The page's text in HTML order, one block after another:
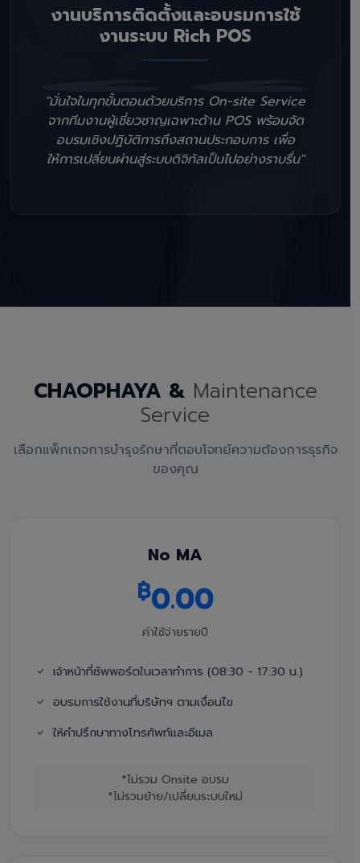
งานบริการติดตั้งและอบรมการใช้
งานระบบ Rich POS
"มั่นใจในทุกขั้นตอนด้วยบริการ On-site Service
จากทีมงานผู้เชี่ยวชาญเฉพาะด้าน POS พร้อมจัด
อบรมเชิงปฏิบัติการถึงสถานประกอบการ เพื่อ
ให้การเปลี่ยนผ่านสู่ระบบดิจิทัลเป็นไปอย่างราบรื่น"
CHAOPHAYA & Maintenance
Service
เลือกแพ็กเกจการบำรุงรักษาที่ตอบโจทย์ความต้องการธุรกิจ
ของคุณ
No MA
฿0.00
ค่าใช้จ่ายรายปี
เจ้าหน้าที่ซัพพอร์ตในเวลาทำการ (08:30 - 17:30 น.)
อบรมการใช้งานที่บริษัทฯ ตามเงื่อนไข
ให้คำปรึกษาทางโทรศัพท์และอีเมล
*ไม่รวม Onsite อบรม
*ไม่รวมย้าย/เปลี่ยนระบบใหม่